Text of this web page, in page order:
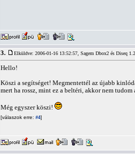
3. Elküldve: 2006-01-16 13:52:57, Sagem Dbox2 és Diseq
Hello!
Köszi a segítséget! Megmentettél az újabb
mert ha rossz, mint ez a beltéri, akkor nem
Még egyszer köszi!
[válaszok erre: #4]